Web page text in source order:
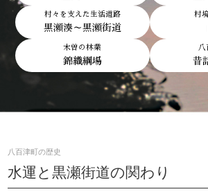
村々を支えた生活道路
黒瀬湊～黒瀬街道
村
木曽の林業
錦織綱場
八
昔
八百津町の歴史
水運と黒瀬街道の関わり